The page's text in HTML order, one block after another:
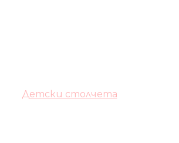
Детски столчета